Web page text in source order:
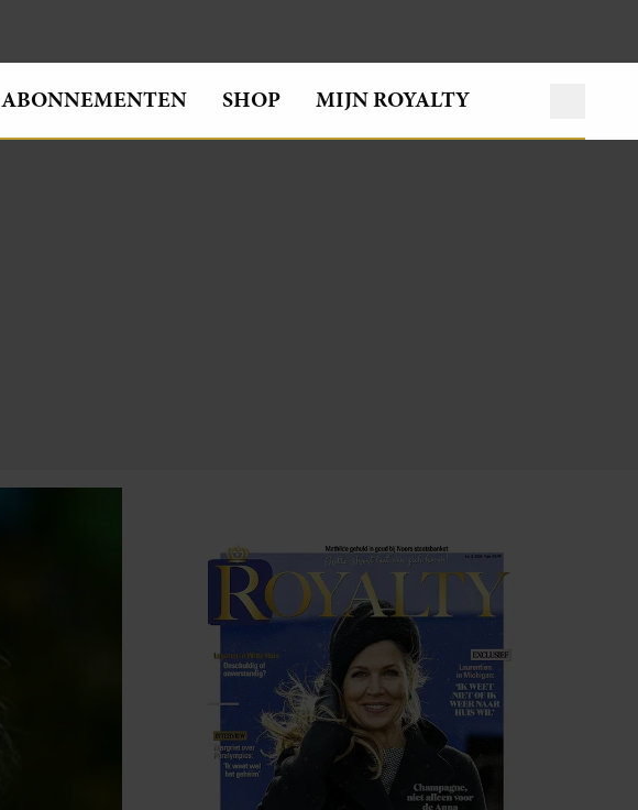
ABONNEMENTEN SHOP MIJN ROYALTY